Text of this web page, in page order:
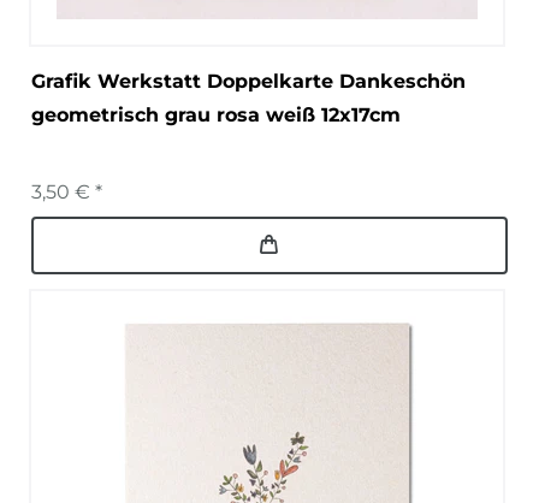
Grafik Werkstatt Doppelkarte Dankeschön
geometrisch grau rosa weiß 12x17cm
3,50 € *